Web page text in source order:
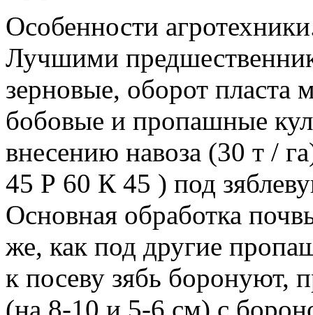
Особенности
Лучшими
зерновые, оборот пласта
бобовые и пропашные
внесению навоза (30 т /
45 Р 60 К 45 ) под
Основная обработка
же, как под другие
к посеву зябь боронуют,